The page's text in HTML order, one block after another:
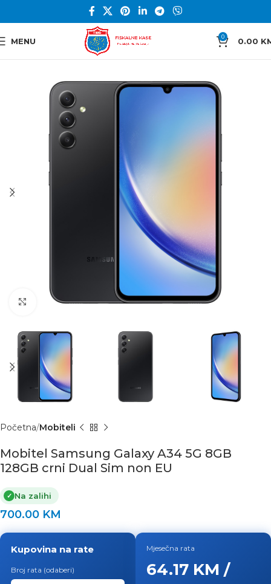
MENU 0 0.00
Click to enlarge
Početna Mobiteli
Mobitel Samsung Galaxy A34 5G 8GB
128GB crni Dual Sim non EU
✓ Na zalihi
700.00 KM
Kupovina na rate
Broj rata (odaberi)
Mjesečna rata
64.17 KM /